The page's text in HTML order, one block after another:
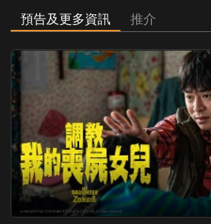
也不可怕…然而當世上剩下唯一的喪屍，共存
預告及更多資訊 推介